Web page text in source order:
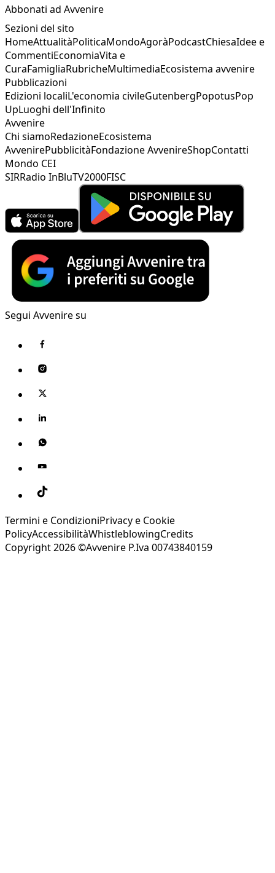
Abbonati ad Avvenire
Sezioni del sito
HomeAttualitàPoliticaMondoAgoràPodcastChiesaIdee e
CommentiEconomiaVita e
CuraFamigliaRubricheMultimediaEcosistema avvenire
Pubblicazioni
Edizioni localiL'economia civileGutenbergPopotusPop
UpLuoghi dell'Infinito
Avvenire
Chi siamoRedazioneEcosistema
AvvenirePubblicitàFondazione AvvenireShopContatti
Mondo CEI
SIRRadio InBluTV2000FISC
Segui Avvenire su
Termini e CondizioniPrivacy e Cookie
PolicyAccessibilitàWhistleblowingCredits
Copyright 2026 ©Avvenire P.Iva 00743840159